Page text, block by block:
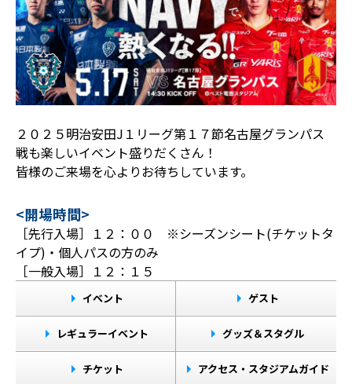
２０２５明治安田J１リーグ第１７節名古屋グランパス
戦も楽しいイベント盛りだくさん！
皆様のご来場を心よりお待ちしています。
<開場時間>
［先行入場］１２：００ ※シーズンシート(チケットタ
イプ)・個人パスの方のみ
［一般入場］１２：１５
イベント ゲスト
レギュラーイベント グッズ＆スタグル
チケット アクセス・スタジアムガイド